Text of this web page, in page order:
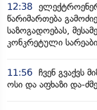
12:38
წარიმართება
საზოგადოებას,
კონკრეტული
11:56 ჩვენ გვაქვს
ოსი და აფხაზი და-